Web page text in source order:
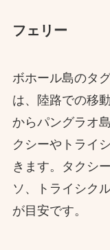
フェリー
ボホール島のタ
は、陸路での移
からパングラオ
クシーやトライ
きます。​タクシ
ソ、トライシク
が目安です。